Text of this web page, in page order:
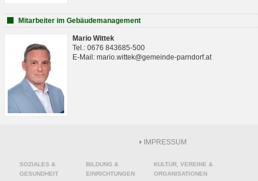
Mitarbeiter im Gebäudemanagement
Mario Wittek
Tel.: 0676 843685-500
E-Mail: mario.wittek@gemeinde-parndorf.at
IMPRESSUM
SOZIALES &
GESUNDHEIT
BILDUNG &
EINRICHTUNGEN
KULTUR, VEREINE &
ORGANISATIONEN